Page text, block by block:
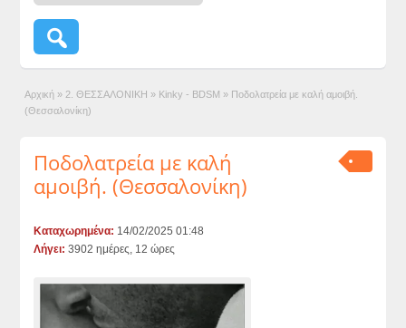
Αρχική » 2. ΘΕΣΣΑΛΟΝΙΚΗ » Kinky - BDSM » Ποδολατρεία με καλή αμοιβή.
(Θεσσαλονίκη)
Ποδολατρεία με καλή
αμοιβή. (Θεσσαλονίκη)
Καταχωρημένα: 14/02/2025 01:48
Λήγει: 3902 ημέρες, 12 ώρες